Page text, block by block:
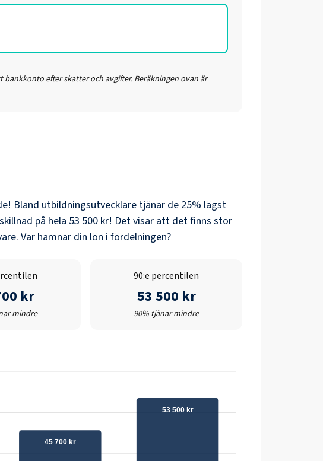
efter skatter och avgifter. Beräkningen ovan är
Bland utbildningsutvecklare tjänar de 25% lägst
på hela 53 500 kr! Det visar att det finns stor
Var hamnar din lön i fördelningen?
kr
mindre
90:e percentilen
53 500 kr
90% tjänar mindre
45 700 kr
53 500 kr